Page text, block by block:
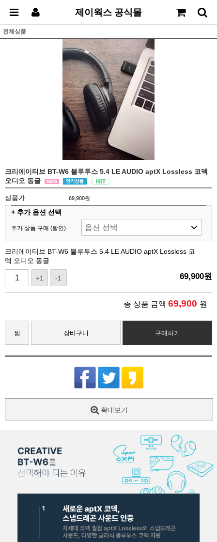
제이웍스 공식몰
전체상품
크리에이티브 BT-W6 블루투스 5.4 LE AUDIO aptX Lossless 코덱
오디오 동글
상품가 69,900원
+ 추가 옵션 선택
추가 상품 구매 (할인)
크리에이티브 BT-W6 블루투스 5.4 LE AUDIO aptX Lossless 코
덱 오디오 동글
+1 -1 69,900원
총 상품 금액 69,900 원
찜 장바구니 구매하기
확대보기